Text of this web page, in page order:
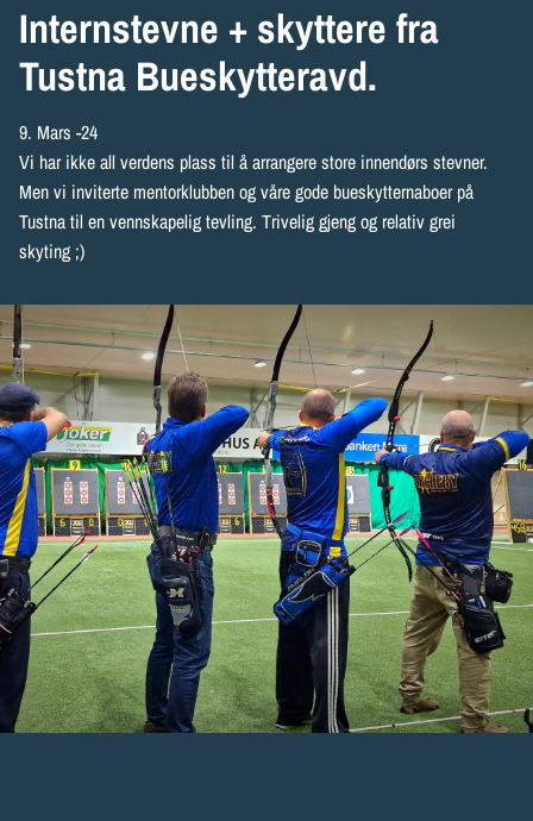
Internstevne + skyttere fra
Tustna Bueskytteravd.
9. Mars -24
Vi har ikke all verdens plass til å arrangere store innendørs stevner.
Men vi inviterte mentorklubben og våre gode bueskytternaboer på
Tustna til en vennskapelig tevling. Trivelig gjeng og relativ grei
skyting ;)